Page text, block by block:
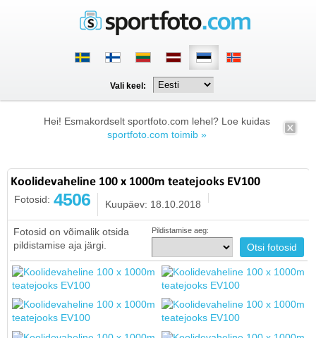
Vali keel:
Hei! Esmakordselt sportfoto.com lehel? Loe kuidas
sportfoto.com toimib »
Koolidevaheline 100 x 1000m teatejooks EV100
Fotosid: 4506 Kuupäev: 18.10.2018
Fotosid on võimalik otsida
pildistamise aja järgi.
Pildistamise aeg: